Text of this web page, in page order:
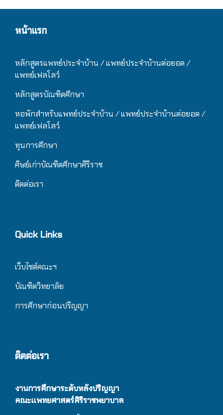
หน้าแรก
หลักสูตรแพทย์ประจำบ้าน / แพทย์ประจำบ้านต่อยอด /
แพทย์เฟลโลว์
หลักสูตรบัณฑิตศึกษา
หอพักสำหรับแพทย์ประจำบ้าน / แพทย์ประจำบ้านต่อยอด /
แพทย์เฟลโลว์
ทุนการศึกษา
ศิษย์เก่าบัณฑิตศึกษาศิริราช
ติดต่อเรา
Quick Links
เว็บไซต์คณะฯ
บัณฑิตวิทยาลัย
การศึกษาก่อนปริญญา
ติดต่อเรา
งานการศึกษาระดับหลังปริญญา
คณะแพทยศาสตร์ศิริราชพยาบาล